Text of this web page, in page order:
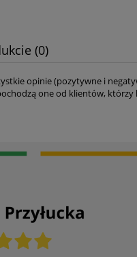
(0)
opinie (pozytywne i
one od klientów, którzy